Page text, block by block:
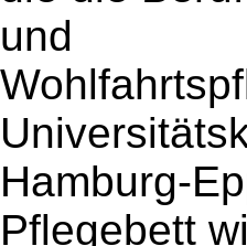
und
Hamburg-
Pflegebett